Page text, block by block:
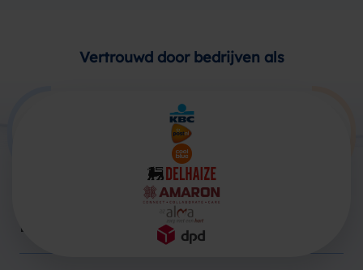
Vertrouwd door bedrijven als
Producten